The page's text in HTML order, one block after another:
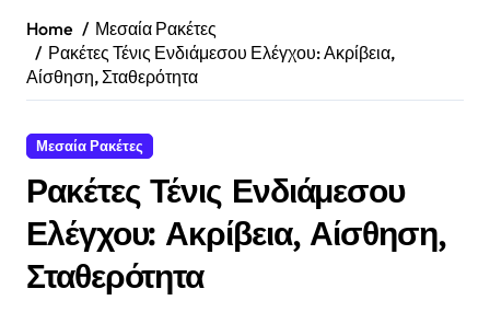
Home
Μεσαία Ρακέτες
Ρακέτες Τένις Ενδιάμεσου Ελέγχου: Ακρίβεια,
Αίσθηση, Σταθερότητα
Μεσαία Ρακέτες
Ρακέτες Τένις Ενδιάμεσου
Ελέγχου: Ακρίβεια, Αίσθηση,
Σταθερότητα